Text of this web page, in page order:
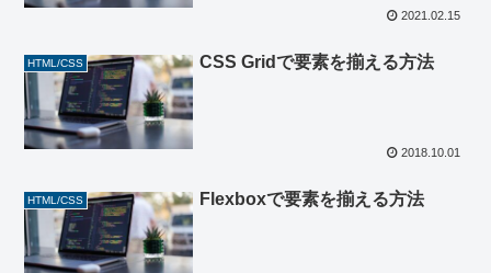
2021.02.15
HTML/CSS CSS Gridで要素を揃える方法
2018.10.01
HTML/CSS Flexboxで要素を揃える方法